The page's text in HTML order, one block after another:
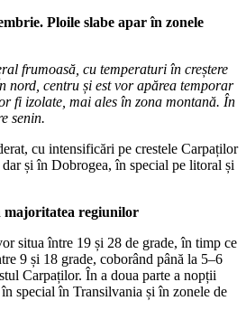
Ploile slabe apar în zonele
frumoasă, cu temperaturi în creștere
nord, centru și est vor apărea temporar
fi izolate, mai ales în zona montană. În
senin.
cu intensificări pe crestele Carpaților
și în Dobrogea, în special pe litoral și
majoritatea regiunilor
situa între 19 și 28 de grade, în timp ce
9 și 18 grade, coborând până la 5–6
Carpaților. În a doua parte a nopții
în special în Transilvania și în zonele de